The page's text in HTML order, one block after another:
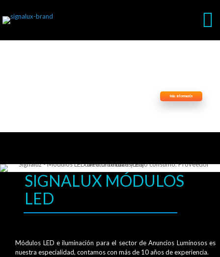
Más información
SIGNALUX MÓDULOS
LED
Módulos LED e iluminación para el sector de Anuncios Luminosos es
nuestra especialidad, contamos con más de 10 años de experiencia.